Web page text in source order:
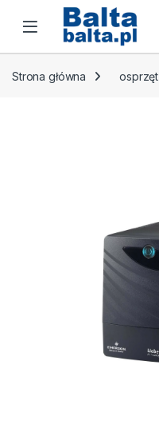
Skip to navigation
Skip to content
Open
Strona główna osprzęt